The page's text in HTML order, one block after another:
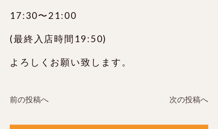
17:30〜21:00
(最終入店時間19:50)
よろしくお願い致します。
前の投稿へ 次の投稿へ